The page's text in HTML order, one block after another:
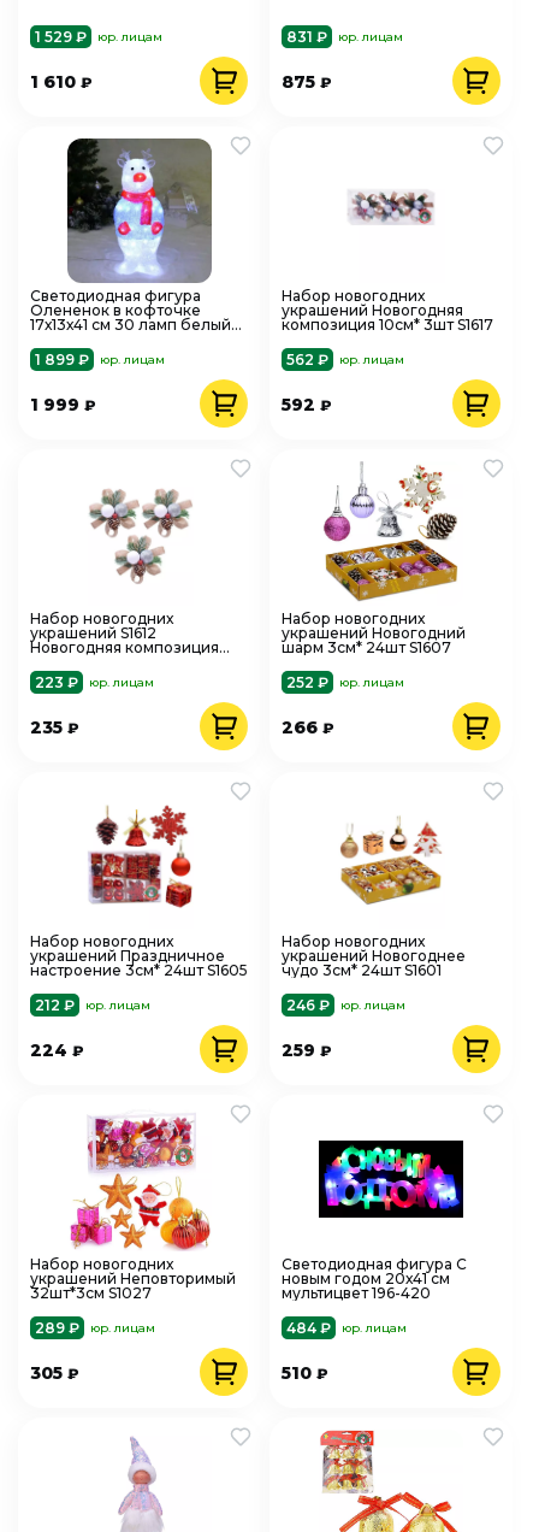
1 529 ₽ юр. лицам
1 610 ₽
831 ₽ юр. лицам
875₽
Светодиодная фигура
Олененок в кофточке
17х13х41 см 30 ламп белый
1 899 ₽
юр. лицам
1 999 ₽
Набор новогодних
украшений Новогодняя
композиция 10см* 3шт S1617
562 ₽
юр. лицам
592₽
Набор новогодних
украшений S1612
Новогодняя композиция
223 ₽
юр. лицам
235 ₽
Набор новогодних
украшений Новогодний
шарм 3см* 24шт S1607
252 ₽
юр. лицам
266₽
Набор новогодних
украшений Праздничное
настроение 3см* 24шт S1605
212 ₽
юр. лицам
224 ₽
Набор новогодних
украшений Новогоднее
чудо 3см* 24шт S1601
246 ₽
юр. лицам
259₽
Набор новогодних
украшений Неповторимый
32шт*3см S1027
289 ₽
юр. лицам
305 ₽
Светодиодная фигура С
новым годом 20х41 см
мультицвет 196-420
484 ₽
юр. лицам
510₽